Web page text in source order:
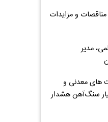
و مزایدات
مدیر
های معدنی و
سنگ‌آهن هشدار